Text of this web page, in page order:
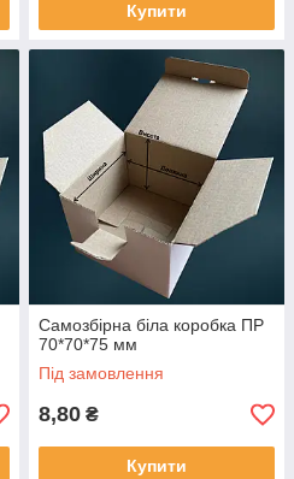
Купити
Самозбірна біла коробка ПР
70*70*75 мм
Під замовлення
8,80 ₴
Купити